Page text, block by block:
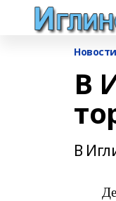
Новости
В
В